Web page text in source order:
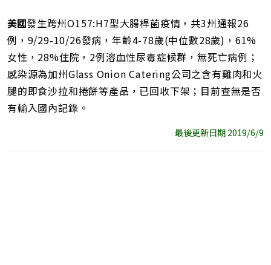
址
美國發生跨州O157:H7型大腸桿菌疫情，共3州通報26
例，9/29-10/26發病，年齡4-78歲(中位數28歲)，61%
女性，28%住院，2例溶血性尿毒症候群，無死亡病例；
感染源為加州Glass Onion Catering公司之含有雞肉和火
腿的即食沙拉和捲餅等產品，已回收下架；目前查無是否
有輸入國內記錄。
最後更新日期 2019/6/9